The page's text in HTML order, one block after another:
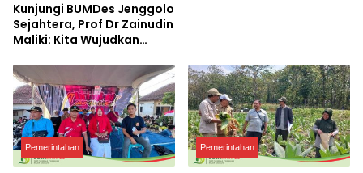
Kunjungi BUMDes Jenggolo
Sejahtera, Prof Dr Zainudin
Maliki: Kita Wujudkan
dengan Potensi Desa
Pemerintahan Pemerintahan